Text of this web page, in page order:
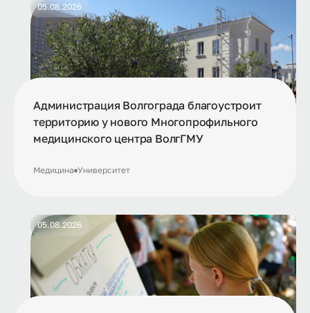
05.08.2026
Администрация Волгограда благоустроит
территорию у нового Многопрофильного
медицинского центра ВолгГМУ
Медицина Университет
05.08.2026